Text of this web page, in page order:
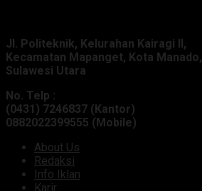
Jl. Politeknik, Kelurahan Kairagi II,
Kecamatan Mapanget, Kota Manado,
Sulawesi Utara
No. Telp :
(0431) 7246837 (Kantor)
0882022399555 (Mobile)
About Us
Redaksi
Info Iklan
Karir